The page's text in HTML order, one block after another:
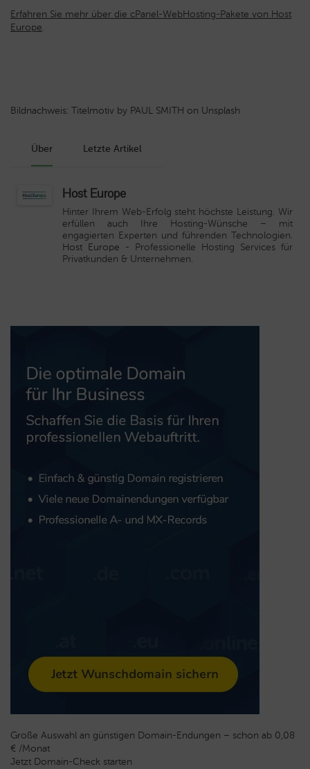
Erfahren Sie mehr über die cPanel-WebHosting-Pakete von Host
Europe.
Bildnachweis: Titelmotiv by PAUL SMITH on Unsplash
Über Letzte Artikel
Host Europe
Hinter Ihrem Web-Erfolg steht höchste Leistung. Wir
erfüllen auch Ihre Hosting-Wünsche – mit
engagierten Experten und führenden Technologien.
Host Europe - Professionelle Hosting Services für
Privatkunden & Unternehmen.
Große Auswahl an günstigen Domain-Endungen – schon ab 0,08
€ /Monat
Jetzt Domain-Check starten